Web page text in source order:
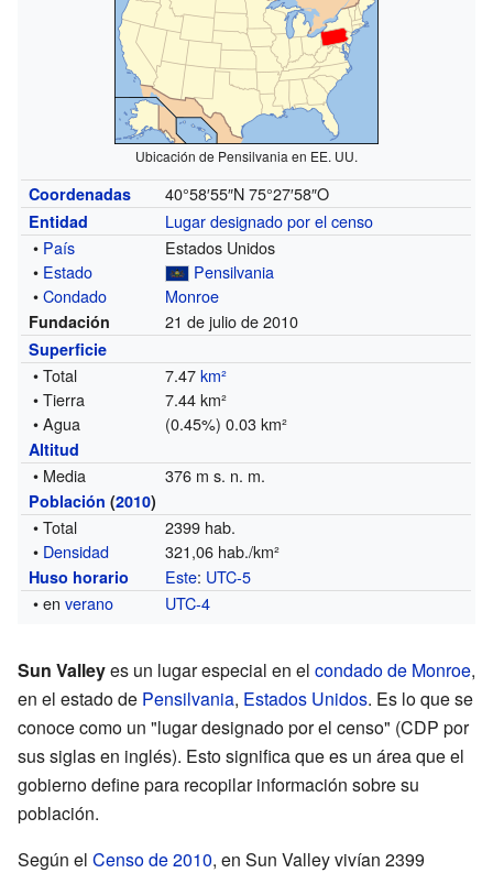
Ubicación de Pensilvania en EE. UU.
Coordenadas 40°58′55″N 75°27′58″O
Entidad
Lugar designado por el censo
• País
Estados Unidos
• Estado
Pensilvania
•Condado Monroe
Fundación 21 de julio de 2010
Superficie
• Total 7.47km²
• Tierra
7.44 km²
• Agua
(0.45%) 0.03 km²
Altitud
• Media 376 m s. n. m.
Población (2010)
• Total
2399 hab.
• Densidad 321,06 hab./km²
Huso horario Este: UTC-5
• enverano UTC-4
Sun Valleyes un lugar especial en el condado de Monroe,
en el estado de Pensilvania, Estados Unidos. Es lo que se
conoce como un "lugar designado por el censo" (CDP por
sus siglas en inglés). Esto significa que es un área que el
gobierno define para recopilar información sobre su
población.
Según el Censo de 2010, en Sun Valley vivían 2399